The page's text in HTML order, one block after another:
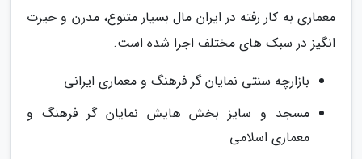
معماری به کار رفته در ایران مال بسیار متنوع، مدرن و حیرت
انگیز در سبک های مختلف اجرا شده است.
بازارچه سنتی نمایان گر فرهنگ و معماری ایرانی
مسجد و سایز بخش هایش نمایان گر فرهنگ و
معماری اسلامی